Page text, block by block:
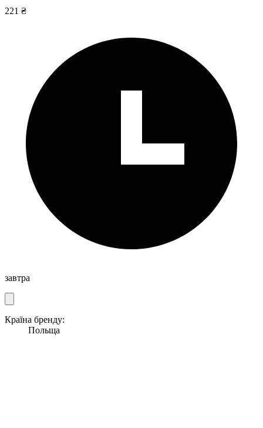
221 ₴
завтра
Країна бренду:
Польща